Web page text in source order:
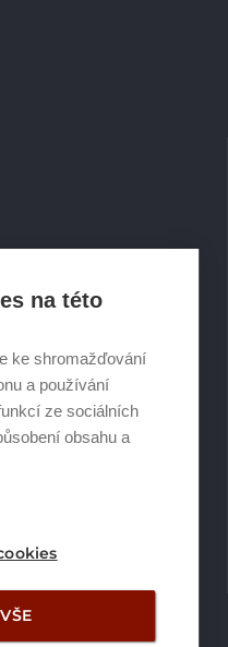
na této
ke shromažďování
a používání
ze sociálních
obsahu a